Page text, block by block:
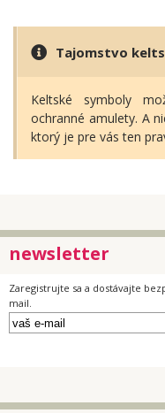
Tajomstvo
Keltské symboly
ochranné amulety. A
ktorý je pre vás ten
newsletter
Zaregistrujte sa a dostávajte
mail.